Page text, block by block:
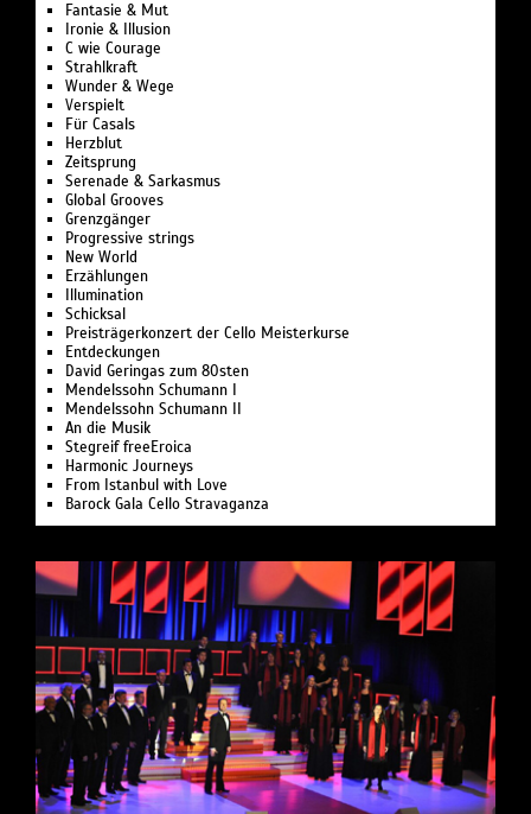
Fantasie & Mut
Ironie & Illusion
C wie Courage
Strahlkraft
Wunder & Wege
Verspielt
Für Casals
Herzblut
Zeitsprung
Serenade & Sarkasmus
Global Grooves
Grenzgänger
Progressive strings
New World
Erzählungen
Illumination
Schicksal
Preisträgerkonzert der Cello Meisterkurse
Entdeckungen
David Geringas zum 80sten
Mendelssohn Schumann I
Mendelssohn Schumann II
An die Musik
Stegreif freeEroica
Harmonic Journeys
From Istanbul with Love
Barock Gala Cello Stravaganza